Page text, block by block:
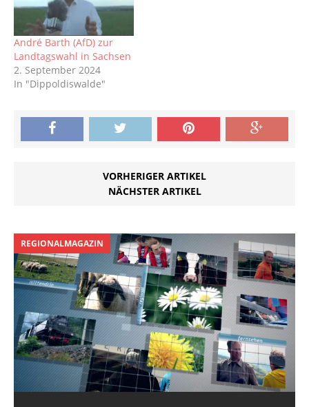
André Barth (AfD) zur
Landtagswahl in Sachsen
2. September 2024
In "Dippoldiswalde"
VORHERIGER ARTIKEL
NÄCHSTER ARTIKEL
REGIONALMAGAZIN